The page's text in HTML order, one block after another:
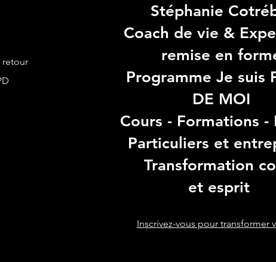
retour
Stéphanie
Coach de vie &
remise en
Programme Je suis
DE MOI
Cours - Formations -
Particuliers et
Transformation
et esprit
Inscrivez-vous pour transformer